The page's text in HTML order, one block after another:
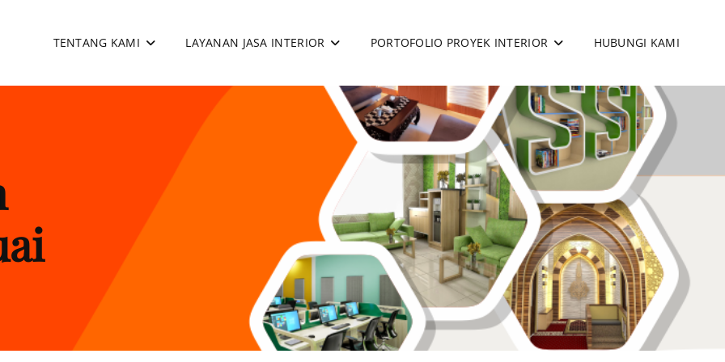
TENTANG KAMI LAYANAN JASA INTERIOR PORTOFOLIO PROYEK INTERIOR HUBUNGI KAMI